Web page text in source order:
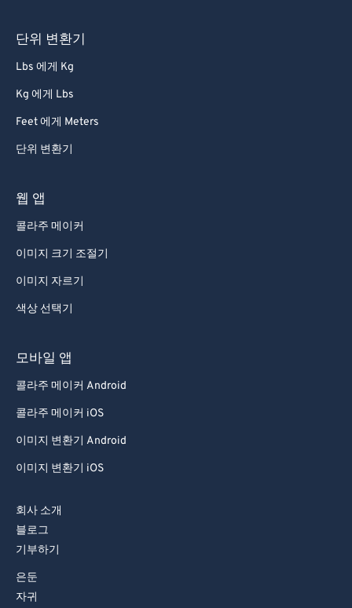
단위 변환기
Lbs 에게 Kg
Kg 에게 Lbs
Feet 에게 Meters
단위 변환기
웹 앱
콜라주 메이커
이미지 크기 조절기
이미지 자르기
색상 선택기
모바일 앱
콜라주 메이커 Android
콜라주 메이커 iOS
이미지 변환기 Android
이미지 변환기 iOS
회사 소개
블로그
기부하기
은둔
자귀